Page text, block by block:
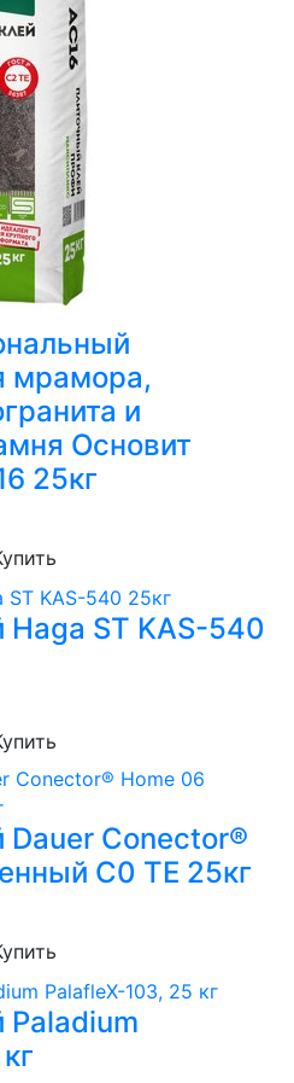
мрамора,
и
Основит
25кг
Haga ST KAS-540
Dauer Conector®
C0 ТЕ 25кг
Paladium